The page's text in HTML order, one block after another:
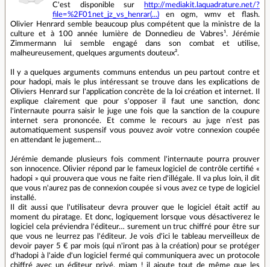
C'est disponible sur
http://mediakit.laquadrature.net/?
file=%2F01net_jz_vs_henrar(...) en ogm, wmv et flash.
Olivier Henrard semble beaucoup plus compétent que la ministre de la
culture et à 100 année lumière de Donnedieu de Vabres¹. Jérémie
Zimmermann lui semble engagé dans son combat et utilise,
malheureusement, quelques arguments douteux².
Il y a quelques arguments communs entendus un peu partout contre et
pour hadopi, mais le plus intéressant se trouve dans les explications de
Oliviers Henrard sur l'application concrète de la loi création et internet. Il
explique clairement que pour s'opposer il faut une sanction, donc
l'internaute pourra saisir le juge une fois que la sanction de la coupure
internet sera prononcée. Et comme le recours au juge n'est pas
automatiquement suspensif vous pouvez avoir votre connexion coupée
en attendant le jugement…
Jérémie demande plusieurs fois comment l'internaute pourra prouver
son innocence. Olivier répond par le fameux logiciel de contrôle certifié «
hadopi » qui prouvera que vous ne faite rien d'illégale. Il va plus loin, il dit
que vous n'aurez pas de connexion coupée si vous avez ce type de logiciel
installé.
Il dit aussi que l'utilisateur devra prouver que le logiciel était actif au
moment du piratage. Et donc, logiquement lorsque vous désactiverez le
logiciel cela préviendra l'éditeur… surement un truc chiffré pour être sur
que vous ne leurrez pas l'éditeur. Je vois d'ici le tableau merveilleux de
devoir payer 5 € par mois (qui n'iront pas à la création) pour se protéger
d'hadopi à l'aide d'un logiciel fermé qui communiquera avec un protocole
chiffré avec un éditeur privé, miam ! il ajoute tout de même que les